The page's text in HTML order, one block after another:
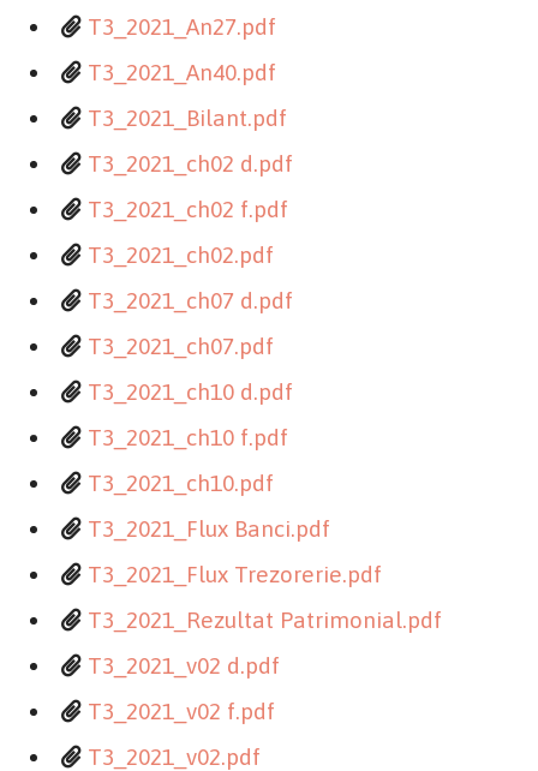
T3_2021_An27.pdf
T3_2021_An40.pdf
T3_2021_Bilant.pdf
T3_2021_ch02 d.pdf
T3_2021_ch02 f.pdf
T3_2021_ch02.pdf
T3_2021_ch07 d.pdf
T3_2021_ch07.pdf
T3_2021_ch10 d.pdf
T3_2021_ch10 f.pdf
T3_2021_ch10.pdf
T3_2021_Flux Banci.pdf
T3_2021_Flux Trezorerie.pdf
T3_2021_Rezultat Patrimonial.pdf
T3_2021_v02 d.pdf
T3_2021_v02 f.pdf
T3_2021_v02.pdf